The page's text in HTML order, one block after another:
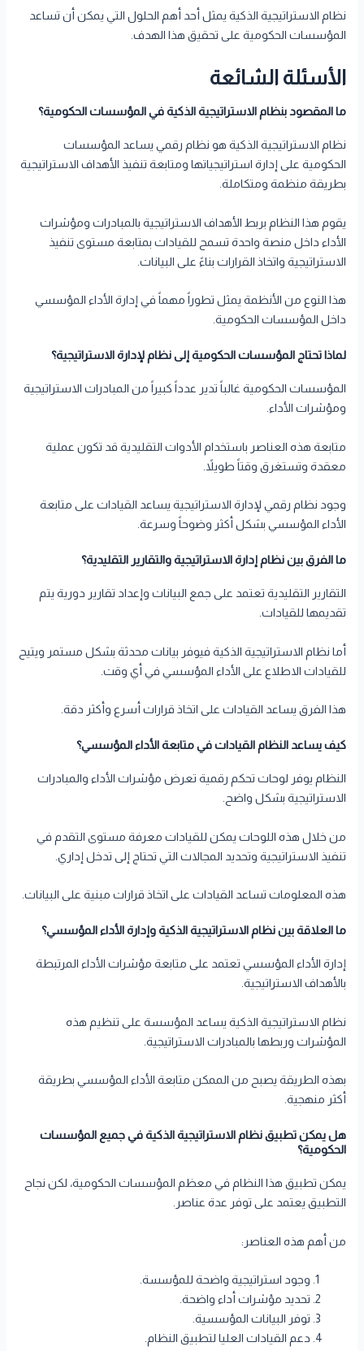
نظام الاستراتيجية الذكية يمثل أحد أهم الحلول التي يمكن أن تساعد
المؤسسات الحكومية على تحقيق هذا الهدف.
الأسئلة الشائعة
ما المقصود بنظام الاستراتيجية الذكية في المؤسسات الحكومية؟
نظام الاستراتيجية الذكية هو نظام رقمي يساعد المؤسسات
الحكومية على إدارة استراتيجياتها ومتابعة تنفيذ الأهداف الاستراتيجية
بطريقة منظمة ومتكاملة.
يقوم هذا النظام بربط الأهداف الاستراتيجية بالمبادرات ومؤشرات
الأداء داخل منصة واحدة تسمح للقيادات بمتابعة مستوى تنفيذ
الاستراتيجية واتخاذ القرارات بناءً على البيانات.
هذا النوع من الأنظمة يمثل تطوراً مهماً في إدارة الأداء المؤسسي
داخل المؤسسات الحكومية.
لماذا تحتاج المؤسسات الحكومية إلى نظام لإدارة الاستراتيجية؟
المؤسسات الحكومية غالباً تدير عدداً كبيراً من المبادرات الاستراتيجية
ومؤشرات الأداء.
متابعة هذه العناصر باستخدام الأدوات التقليدية قد تكون عملية
معقدة وتستغرق وقتاً طويلاً.
وجود نظام رقمي لإدارة الاستراتيجية يساعد القيادات على متابعة
الأداء المؤسسي بشكل أكثر وضوحاً وسرعة.
ما الفرق بين نظام إدارة الاستراتيجية والتقارير التقليدية؟
التقارير التقليدية تعتمد على جمع البيانات وإعداد تقارير دورية يتم
تقديمها للقيادات.
أما نظام الاستراتيجية الذكية فيوفر بيانات محدثة بشكل مستمر ويتيح
للقيادات الاطلاع على الأداء المؤسسي في أي وقت.
هذا الفرق يساعد القيادات على اتخاذ قرارات أسرع وأكثر دقة.
كيف يساعد النظام القيادات في متابعة الأداء المؤسسي؟
النظام يوفر لوحات تحكم رقمية تعرض مؤشرات الأداء والمبادرات
الاستراتيجية بشكل واضح.
من خلال هذه اللوحات يمكن للقيادات معرفة مستوى التقدم في
تنفيذ الاستراتيجية وتحديد المجالات التي تحتاج إلى تدخل إداري.
هذه المعلومات تساعد القيادات على اتخاذ قرارات مبنية على البيانات.
ما العلاقة بين نظام الاستراتيجية الذكية وإدارة الأداء المؤسسي؟
إدارة الأداء المؤسسي تعتمد على متابعة مؤشرات الأداء المرتبطة
بالأهداف الاستراتيجية.
نظام الاستراتيجية الذكية يساعد المؤسسة على تنظيم هذه
المؤشرات وربطها بالمبادرات الاستراتيجية.
بهذه الطريقة يصبح من الممكن متابعة الأداء المؤسسي بطريقة
أكثر منهجية.
هل يمكن تطبيق نظام الاستراتيجية الذكية في جميع المؤسسات
الحكومية؟
يمكن تطبيق هذا النظام في معظم المؤسسات الحكومية، لكن نجاح
التطبيق يعتمد على توفر عدة عناصر.
من أهم هذه العناصر:
وجود استراتيجية واضحة للمؤسسة.
تحديد مؤشرات أداء واضحة.
توفر البيانات المؤسسية.
دعم القيادات العليا لتطبيق النظام.